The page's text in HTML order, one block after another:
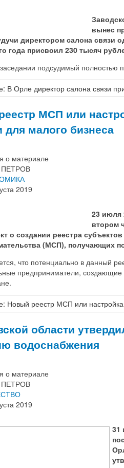
вынес
директором салона связи
года присвоил 230 тысяч
подсудимый полностью
В Орле директор салона связи
МСП или
малого бизнеса
о материале
ПЕТРОВ
2019
23 июля
втором
о создании реестра
(МСП), получающих
что потенциально в данный
предприниматели,
Новый реестр МСП или
области
водоснабжения
о материале
ПЕТРОВ
2019
31